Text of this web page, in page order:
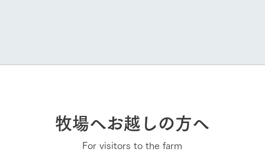
牧場へお越しの方へ
For visitors to the farm